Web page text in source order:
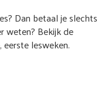
Dan betaal je slechts
weten? Bekijk de
lesweken.